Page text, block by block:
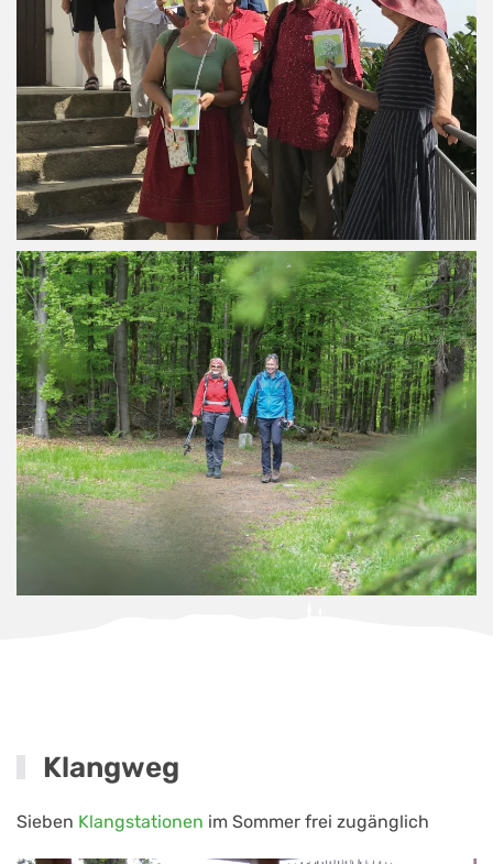
Klangweg
Sieben Klangstationen im Sommer frei zugänglich